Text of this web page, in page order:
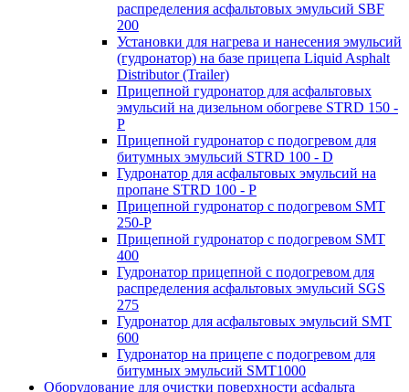
распределения асфальтовых эмульсий SBF
200
Установки для нагрева и нанесения эмульсий
(гудронатор) на базе прицепа Liquid Asphalt
Distributor (Trailer)
Прицепной гудронатор для асфальтовых
эмульсий на дизельном обогреве STRD 150 -
Р
Прицепной гудронатор с подогревом для
битумных эмульсий STRD 100 - D
Гудронатор для асфальтовых эмульсий на
пропане STRD 100 - P
Прицепной гудронатор с подогревом SMT
250-P
Прицепной гудронатор с подогревом SMT
400
Гудронатор прицепной с подогревом для
распределения асфальтовых эмульсий SGS
275
Гудронатор для асфальтовых эмульсий SMT
600
Гудронатор на прицепе с подогревом для
битумных эмульсий SMT1000
Оборудование для очистки поверхности асфальта